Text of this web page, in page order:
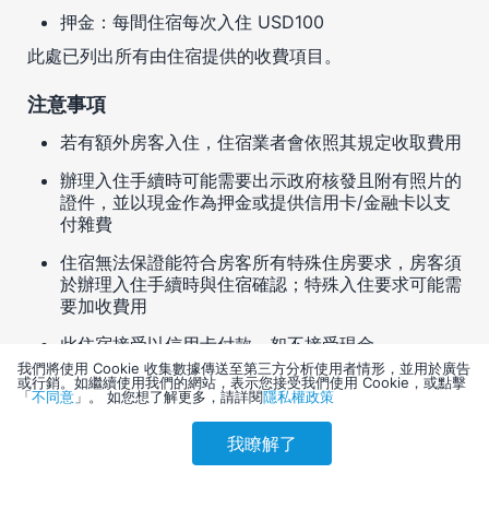
刷卡優惠 會員訂購
押金：每間住宿每次入住 USD100
此處已列出所有由住宿提供的收費項目。
注意事項
若有額外房客入住，住宿業者會依照其規定收取費用
辦理入住手續時可能需要出示政府核發且附有照片的
證件，並以現金作為押金或提供信用卡/金融卡以支
付雜費
住宿無法保證能符合房客所有特殊住房要求，房客須
於辦理入住手續時與住宿確認；特殊入住要求可能需
要加收費用
此住宿接受以信用卡付款，恕不接受現金
住宿有滅火器等安全設備
住宿確認會遵循Commitment to Clean (Choice)的
我們將使用 Cookie 收集數據傳送至第三方分析使用者情形，並用於廣告
或行銷。如繼續使用我們的網站，表示您接受我們使用 Cookie，或點擊
「不同意 」。 如您想了解更多，請詳閱隱私權政策
我瞭解了